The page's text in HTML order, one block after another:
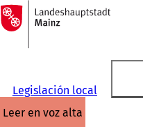
Saltar al contenido
A
la
página
Legislación local
leer en voz alta